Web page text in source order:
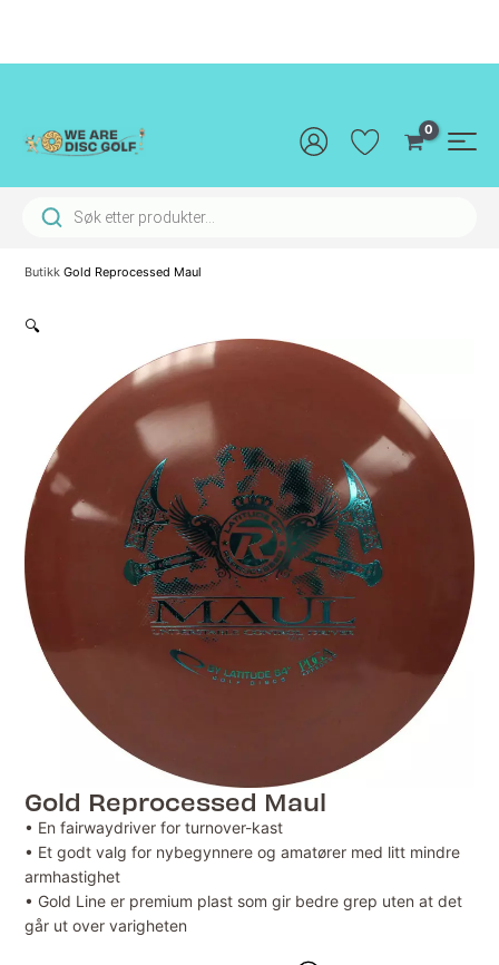
innholdet
Products search
Butikk Gold Reprocessed Maul
🔍
Gold Reprocessed Maul
• En fairwaydriver for turnover-kast
• Et godt valg for nybegynnere og amatører med litt mindre
armhastighet
• Gold Line er premium plast som gir bedre grep uten at det
går ut over varigheten